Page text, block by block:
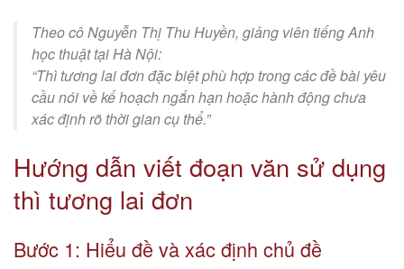
Theo cô Nguyễn Thị Thu Huyền, giảng viên tiếng Anh
học thuật tại Hà Nội:
“Thì tương lai đơn đặc biệt phù hợp trong các đề bài yêu
cầu nói về kế hoạch ngắn hạn hoặc hành động chưa
xác định rõ thời gian cụ thể.”
Hướng dẫn viết đoạn văn sử dụng
thì tương lai đơn
Bước 1: Hiểu đề và xác định chủ đề